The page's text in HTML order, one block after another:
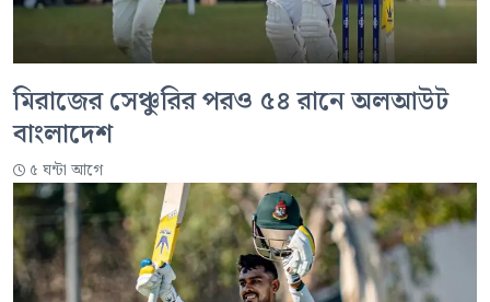
মিরাজের সেঞ্চুরির পরও ৫৪ রানে অলআউট
বাংলাদেশ
৫ ঘন্টা আগে